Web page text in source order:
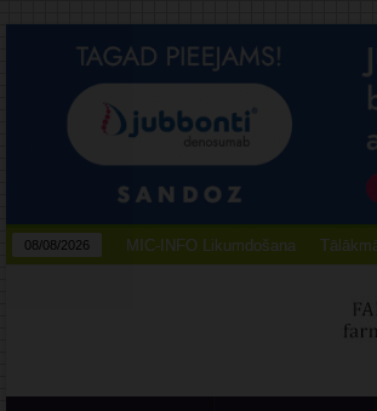
08/08/2026 MIC-INFO Likumdošana